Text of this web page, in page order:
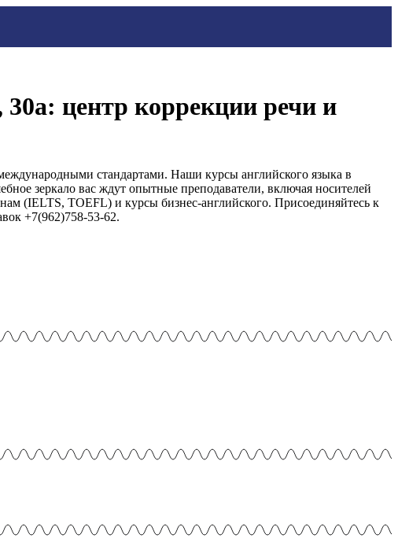
центр коррекции речи и
стандартами. Наши курсы английского языка в
зеркало вас ждут опытные преподаватели, включая носителей
(IELTS, TOEFL) и курсы бизнес-английского. Присоединяйтесь к
+7(962)758-53-62.